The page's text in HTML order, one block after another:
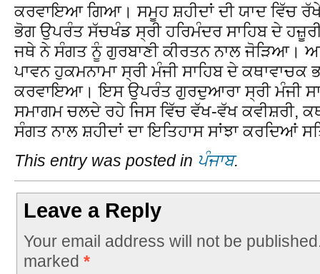
ਕਰਵਾਇਆ ਗਿਆ। ਸਮੂਹ ਸ਼ਹੀਦਾਂ ਦੀ ਯਾਦ ਵਿੱਚ
ਭੋਗ ਉਪਰੰਤ ਸੱਚਖੰਡ ਸ੍ਰੀ ਹਰਿਮੰਦਰ ਸਾਹਿਬ ਦੇ
ਜਥੇ ਨੇ ਸੰਗਤ ਨੂੰ ਗੁਰਬਾਣੀ ਕੀਰਤਨ ਨਾਲ ਜੋੜਿਆ।
ਪਾਵਨ ਹੁਕਮਨਾਮਾ ਸ੍ਰੀ ਮੰਜੀ ਸਾਹਿਬ ਦੇ
ਕਰਵਾਇਆ। ਇਸ ਉਪਰੰਤ ਗੁਰਦੁਆਰਾ ਸ੍ਰੀ ਮੰਜੀ
ਸਮਾਗਮ ਚਲਦੇ ਰਹੇ ਜਿਸ ਵਿੱਚ ਵੱਖ-ਵੱਖ ਕਵੀਸ਼ਰੀ,
ਸੰਗਤ ਨਾਲ ਸ਼ਹੀਦਾਂ ਦਾ ਇਤਿਹਾਸ ਸਾਂਝਾ ਕਰਦਿਆਂ
This entry was posted in ਪੰਜਾਬ.
Leave a Reply
Your email address will not be
marked *